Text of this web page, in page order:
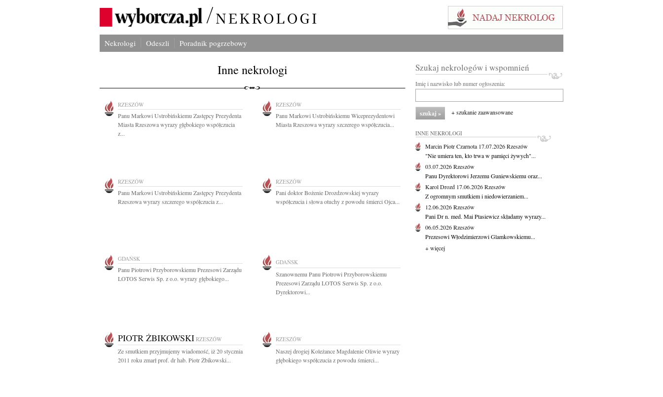
Nekrologi Odeszli Poradnik pogrzebowy
Inne nekrologi
RZESZÓW
Panu Markowi Ustrobińskiemu Zastępcy Prezydenta
Miasta Rzeszowa wyrazy głębokiego współczucia
z...
RZESZÓW
Panu Markowi Ustrobińskiemu Wiceprezydentowi
Miasta Rzeszowa wyrazy szczerego współczucia...
RZESZÓW
Panu Markowi Ustrobińskiemu Zastępcy Prezydenta
Rzeszowa wyrazy szczerego współczucia z...
RZESZÓW
Pani doktor Bożenie Drozdzowskiej wyrazy
współczucia i słowa otuchy z powodu śmierci Ojca...
GDAŃSK
Panu Piotrowi Przyborowskiemu Prezesowi Zarządu
LOTOS Serwis Sp. z o.o. wyrazy głębokiego...
GDAŃSK
Szanownemu Panu Piotrowi Przyborowskiemu
Prezesowi Zarządu LOTOS Serwis Sp. z o.o.
Dyrektorowi...
PIOTR ŻBIKOWSKI RZESZÓW
Ze smutkiem przyjmujemy wiadomość, iż 20 stycznia
2011 roku zmarł prof. dr hab. Piotr Żbikowski...
RZESZÓW
Naszej drogiej Koleżance Magdalenie Oliwie wyrazy
głębokiego współczucia z powodu śmierci...
Szukaj nekrologów i wspomnień
Imię i nazwisko lub numer ogłoszenia:
+ szukanie zaawansowane
INNE NEKROLOGI
Marcin Piotr Czarnota 17.07.2026Rzeszów
"Nie umiera ten, kto trwa w pamięci żywych"...
03.07.2026Rzeszów
Panu Dyrektorowi Jerzemu Guniewskiemu oraz...
Karol Drozd 17.06.2026Rzeszów
Z ogromnym smutkiem i niedowierzaniem...
12.06.2026Rzeszów
Pani Dr n. med. Mai Ptasiewicz składamy wyrazy...
06.05.2026Rzeszów
Prezesowi Włodzimierzowi Glamkowskiemu...
+ więcej